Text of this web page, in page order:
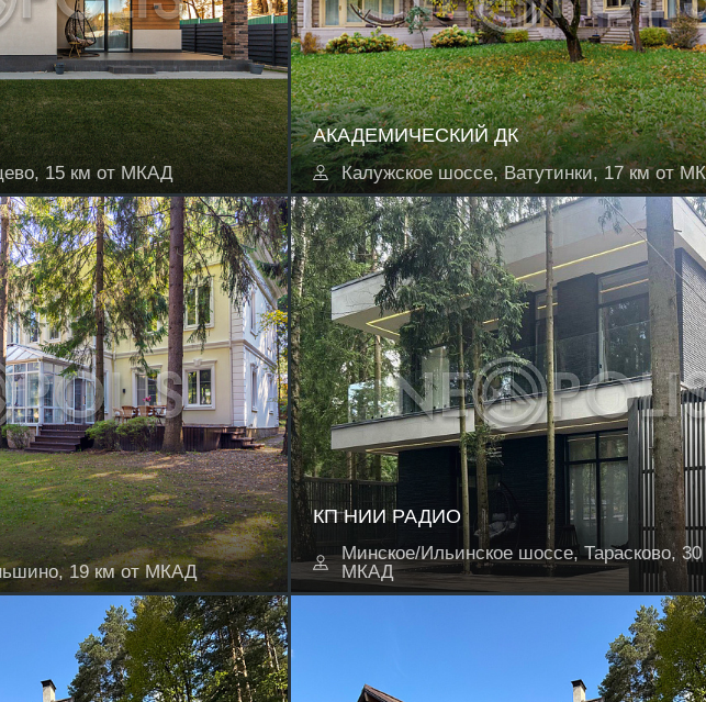
15 км от МКАД
АКАДЕМИЧЕСКИЙ ДК
Калужское шоссе, Ватутинки, 17 км от
19 км от МКАД
КП НИИ РАДИО
Минское/Ильинское шоссе, Тарасково, 30
МКАД